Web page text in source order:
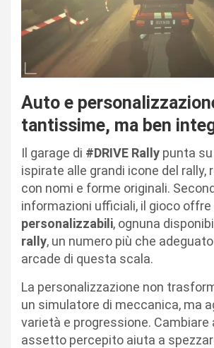
Auto e
tantissime, ma ben
Il garage di #DRIVE Rally punta
ispirate alle grandi icone del rally,
con nomi e forme originali.
informazioni ufficiali, il gioco offre
personalizzabili, ognuna
rally, un numero più che
arcade di questa scala.
La personalizzazione non
un simulatore di meccanica, ma
varietà e progressione. Cambiare
assetto percepito aiuta a